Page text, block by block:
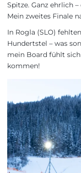
Spitze. Ganz ehrlich
Mein zweites Finale
In Rogla (SLO)
Hundertstel – was
mein Board fühlt
kommen!